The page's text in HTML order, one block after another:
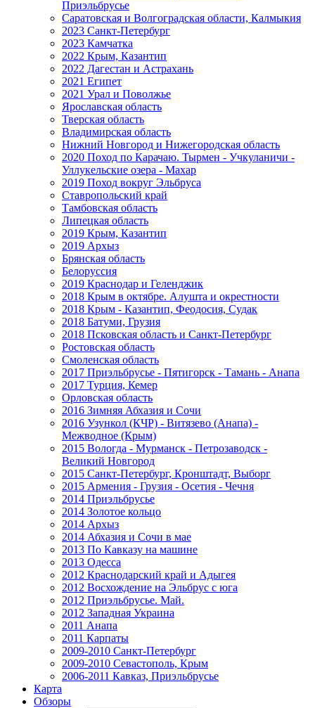
Приэльбрусье
Саратовская и Волгоградская области, Калмыкия
2023 Санкт-Петербург
2023 Камчатка
2022 Крым, Казантип
2022 Дагестан и Астрахань
2021 Египет
2021 Урал и Поволжье
Ярославская область
Тверская область
Владимирская область
Нижний Новгород и Нижегородская область
2020 Поход по Карачаю. Тырмен - Учкуланичи -
Уллукельские озера - Махар
2019 Поход вокруг Эльбруса
Ставропольский край
Тамбовская область
Липецкая область
2019 Крым, Казантип
2019 Архыз
Брянская область
Белоруссия
2019 Краснодар и Геленджик
2018 Крым в октябре. Алушта и окрестности
2018 Крым - Казантип, Феодосия, Судак
2018 Батуми, Грузия
2018 Псковская область и Санкт-Петербург
Ростовская область
Смоленская область
2017 Приэльбрусье - Пятигорск - Тамань - Анапа
2017 Турция, Кемер
Орловская область
2016 Зимняя Абхазия и Сочи
2016 Узункол (КЧР) - Витязево (Анапа) -
Межводное (Крым)
2015 Вологда - Мурманск - Петрозаводск -
Великий Новгород
2015 Санкт-Петербург, Кронштадт, Выборг
2015 Армения - Грузия - Осетия - Чечня
2014 Приэльбрусье
2014 Золотое кольцо
2014 Архыз
2014 Абхазия и Сочи в мае
2013 По Кавказу на машине
2013 Одесса
2012 Краснодарский край и Адыгея
2012 Восхождение на Эльбрус с юга
2012 Приэльбрусье. Май.
2012 Западная Украина
2011 Анапа
2011 Карпаты
2009-2010 Санкт-Петербург
2009-2010 Севастополь, Крым
2006-2011 Кавказ, Приэльбрусье
Карта
Обзоры